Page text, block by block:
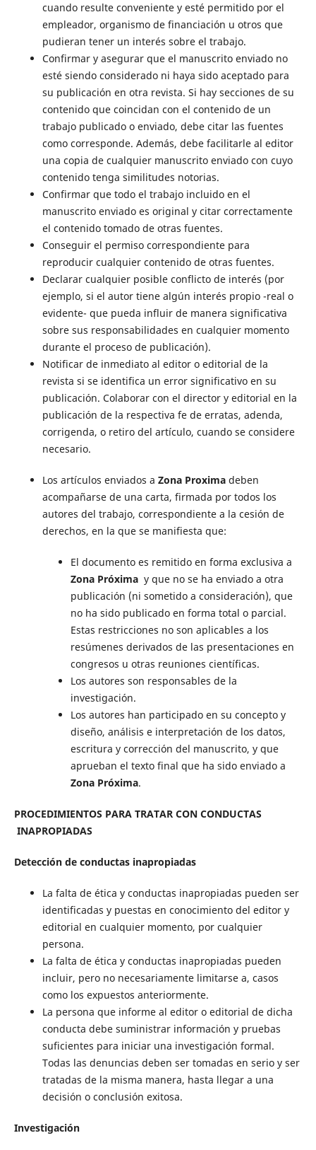
cuando resulte conveniente y esté permitido por el
empleador, organismo de financiación u otros que
pudieran tener un interés sobre el trabajo.
Confirmar y asegurar que el manuscrito enviado no
esté siendo considerado ni haya sido aceptado para
su publicación en otra revista. Si hay secciones de su
contenido que coincidan con el contenido de un
trabajo publicado o enviado, debe citar las fuentes
como corresponde. Además, debe facilitarle al editor
una copia de cualquier manuscrito enviado con cuyo
contenido tenga similitudes notorias.
Confirmar que todo el trabajo incluido en el
manuscrito enviado es original y citar correctamente
el contenido tomado de otras fuentes.
Conseguir el permiso correspondiente para
reproducir cualquier contenido de otras fuentes.
Declarar cualquier posible conflicto de interés (por
ejemplo, si el autor tiene algún interés propio -real o
evidente- que pueda influir de manera significativa
sobre sus responsabilidades en cualquier momento
durante el proceso de publicación).
Notificar de inmediato al editor o editorial de la
revista si se identifica un error significativo en su
publicación. Colaborar con el director y editorial en la
publicación de la respectiva fe de erratas, adenda,
corrigenda, o retiro del artículo, cuando se considere
necesario.
Los artículos enviados a Zona Proxima deben
acompañarse de una carta, firmada por todos los
autores del trabajo, correspondiente a la cesión de
derechos, en la que se manifiesta que:
El documento es remitido en forma exclusiva a
Zona Próxima y que no se ha enviado a otra
publicación (ni sometido a consideración), que
no ha sido publicado en forma total o parcial.
Estas restricciones no son aplicables a los
resúmenes derivados de las presentaciones en
congresos u otras reuniones científicas.
Los autores son responsables de la
investigación.
Los autores han participado en su concepto y
diseño, análisis e interpretación de los datos,
escritura y corrección del manuscrito, y que
aprueban el texto final que ha sido enviado a
Zona Próxima.
PROCEDIMIENTOS PARA TRATAR CON CONDUCTAS
INAPROPIADAS
Detección de conductas inapropiadas
La falta de ética y conductas inapropiadas pueden ser
identificadas y puestas en conocimiento del editor y
editorial en cualquier momento, por cualquier
persona.
La falta de ética y conductas inapropiadas pueden
incluir, pero no necesariamente limitarse a, casos
como los expuestos anteriormente.
La persona que informe al editor o editorial de dicha
conducta debe suministrar información y pruebas
suficientes para iniciar una investigación formal.
Todas las denuncias deben ser tomadas en serio y ser
tratadas de la misma manera, hasta llegar a una
decisión o conclusión exitosa.
Investigación